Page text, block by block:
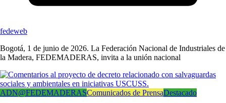
fedeweb
Bogotá, 1 de junio de 2026. La Federación Nacional de Industriales de
la Madera, FEDEMADERAS, invita a la unión nacional
ADN@FEDEMADERASComunicados de PrensaDestacado